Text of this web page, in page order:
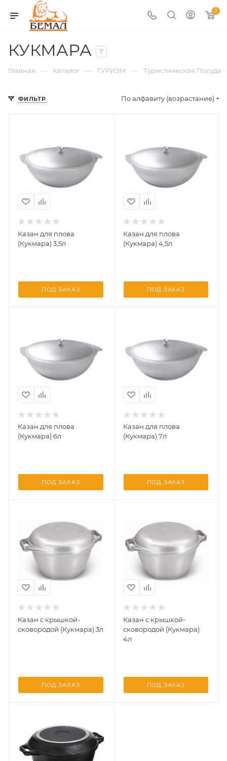
0
КУКМАРА 7
Главная — Каталог — ТУРИЗМ — Туристическая Посуда
ФИЛЬТР По алфавиту (возрастание)
Казан для плова
(Кукмара) 3,5л
ПОД ЗАКАЗ
Казан для плова
(Кукмара) 4,5л
ПОД ЗАКАЗ
Казан для плова
(Кукмара) 6л
ПОД ЗАКАЗ
Казан для плова
(Кукмара) 7л
ПОД ЗАКАЗ
Казан с крышкой-
сковородой (Кукмара) 3л
ПОД ЗАКАЗ
Казан с крышкой-
сковородой (Кукмара)
4л
ПОД ЗАКАЗ